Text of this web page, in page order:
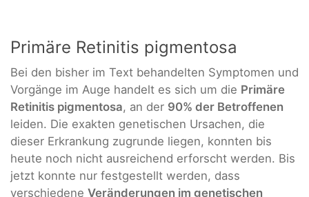
Primäre Retinitis pigmentosa
Bei den bisher im Text behandelten Symptomen und
Vorgänge im Auge handelt es sich um die Primäre
Retinitis pigmentosa, an der 90% der Betroffenen
leiden. Die exakten genetischen Ursachen, die
dieser Erkrankung zugrunde liegen, konnten bis
heute noch nicht ausreichend erforscht werden. Bis
jetzt konnte nur festgestellt werden, dass
verschiedene Veränderungen im genetischen